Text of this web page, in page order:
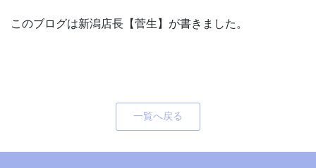
このブログは新潟店長【菅生】が書きました。
一覧へ戻る